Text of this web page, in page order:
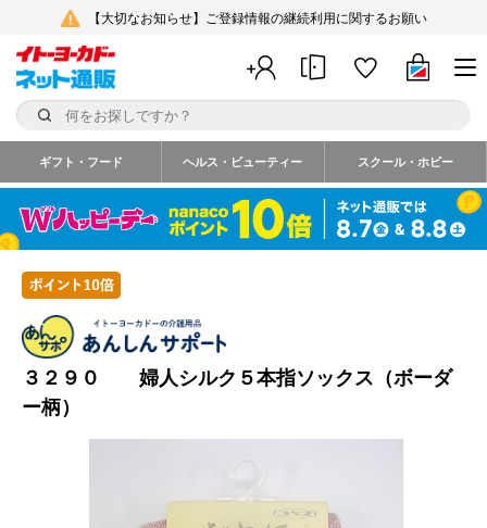
【大切なお知らせ】ご登録情報の継続利用に関するお願い
ギフト・フード ヘルス・ビューティー スクール・ホビー
３２９０ 婦人シルク５本指ソックス（ボーダ
ー柄）